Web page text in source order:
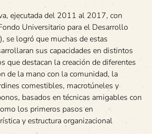
ejecutada del 2011 al 2017, con
Universitario para el Desarrollo
se logró que muchas de estas
sus capacidades en distintos
que destacan la creación de diferentes
de la mano con la comunidad, la
comestibles, macrotúneles y
basados en técnicas amigables con
los primeros pasos en
y estructura organizacional